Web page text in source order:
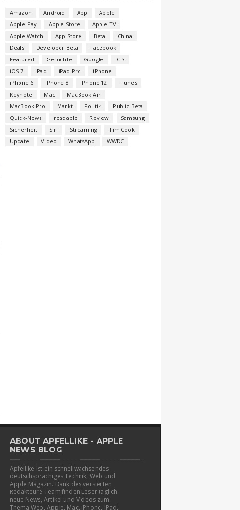
Amazon Android App
Apple
Apple-Pay
Apple Store
Apple TV
Apple Watch
App Store Beta
China
Deals
Developer Beta
Facebook
Featured
Gerüchte Google
iOS
iOS 7
iPad iPad Pro
iPhone
iPhone 6
iPhone 8 iPhone 12
iTunes
Keynote
Mac
MacBook Air
MacBook Pro
Markt Politik
Public Beta
Quick-News
readable Review
Samsung
Sicherheit
Siri Streaming
Tim Cook
Update
Video WhatsApp WWDC
ABOUT APFELLIKE - APPLE
NEWS BLOG
Apfellike ist ein schnellwachsendes
deutschsprachiges Technik, Web und
Apple Magazin. Dank des versierten
Redakteure-Team finden Leser täglich
neue News, Artikel und Videos zum
Thema Web, Apple, Mac, iPhone, iPad,